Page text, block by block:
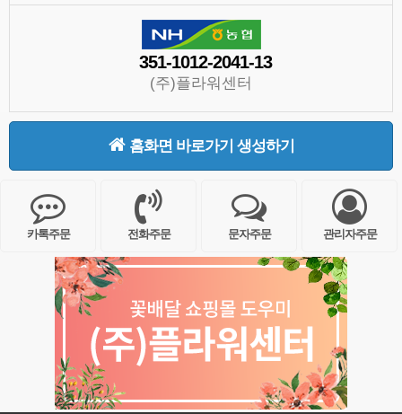
351-1012-2041-13
(주)플라워센터
홈화면 바로가기 생성하기
카톡주문 전화주문 문자주문 관리자주문